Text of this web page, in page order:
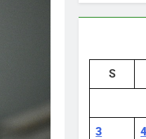
S
3 4